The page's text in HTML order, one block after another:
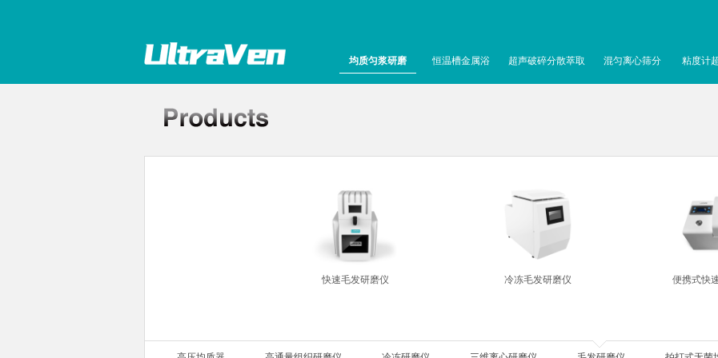
均质匀浆研磨 恒温槽金属浴 超声破碎分散萃取 混匀离心筛分 粘度计
快速毛发研磨仪 冷冻毛发研磨仪 便携式快